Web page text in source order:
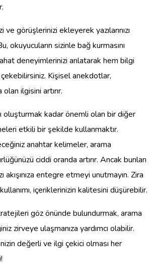
görüşlerinizi ekleyerek yazılarınızı
okuyucuların sizinle bağ kurmasını
deneyimlerinizi anlatarak hem bilgi
Kişisel anekdotlar,
olan ilgisini artırır.
oluşturmak kadar önemli olan bir diğer
etkili bir şekilde kullanmaktır.
anahtar kelimeler, arama
ciddi oranda artırır. Ancak bunları
entegre etmeyi unutmayın. Zira
içeriklerinizin kalitesini düşürebilir.
göz önünde bulundurmak, arama
zirveye ulaşmanıza yardımcı olabilir.
değerli ve ilgi çekici olması her